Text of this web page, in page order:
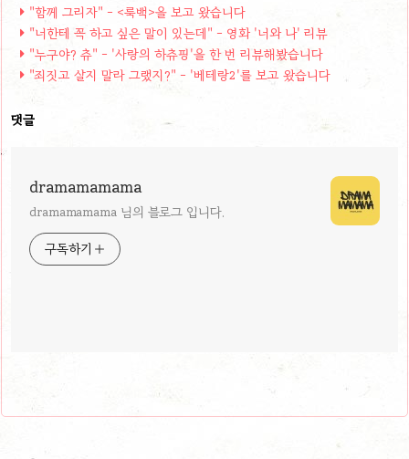
"함께 그리자" - <룩백>을 보고 왔습니다
"너한테 꼭 하고 싶은 말이 있는데" - 영화 '너와 나' 리뷰
"누구야? 츄" - '사랑의 하츄핑'을 한 번 리뷰해봤습니다
"죄짓고 살지 말라 그랬지?" - '베테랑2'를 보고 왔습니다
댓글
dramamamama
dramamamama 님의 블로그 입니다.
구독하기